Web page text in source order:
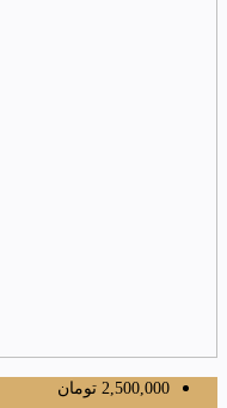
2,500,000 تومان